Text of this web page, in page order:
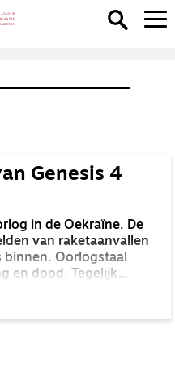
Genesis 4
in de Oekraïne. De
van raketaanvallen
binnen. Oorlogstaal
en dood. Tegelijk
die zongen en
die bij God
Genesis 4, anno 2022.